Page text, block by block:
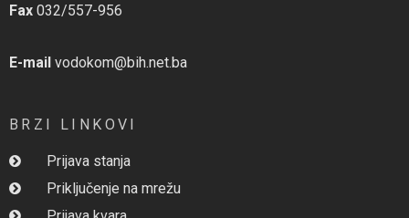
Fax 032/557-956
E-mail vodokom@bih.net.ba
BRZI LINKOVI
Prijava stanja
Priključenje na mrežu